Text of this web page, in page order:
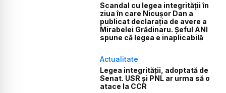
Scandal cu legea integrității în
ziua în care Nicușor Dan a
publicat declarația de avere a
Mirabelei Grădinaru. Șeful ANI
spune că legea e inaplicabilă
Actualitate
Legea integrității, adoptată de
Senat. USR și PNL ar urma să o
atace la CCR